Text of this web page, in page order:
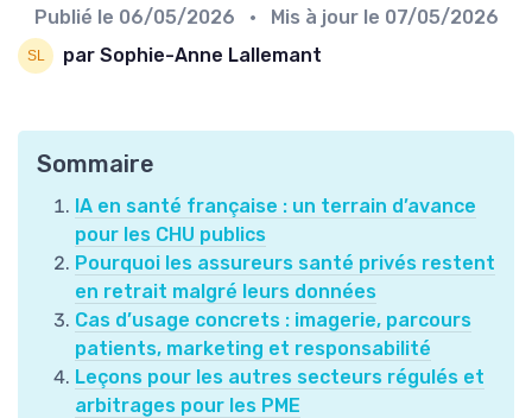
Publié le 06/05/2026 • Mis à jour le 07/05/2026
par Sophie-Anne Lallemant
Sommaire
IA en santé française : un terrain d’avance
pour les CHU publics
Pourquoi les assureurs santé privés restent
en retrait malgré leurs données
Cas d’usage concrets : imagerie, parcours
patients, marketing et responsabilité
Leçons pour les autres secteurs régulés et
arbitrages pour les PME